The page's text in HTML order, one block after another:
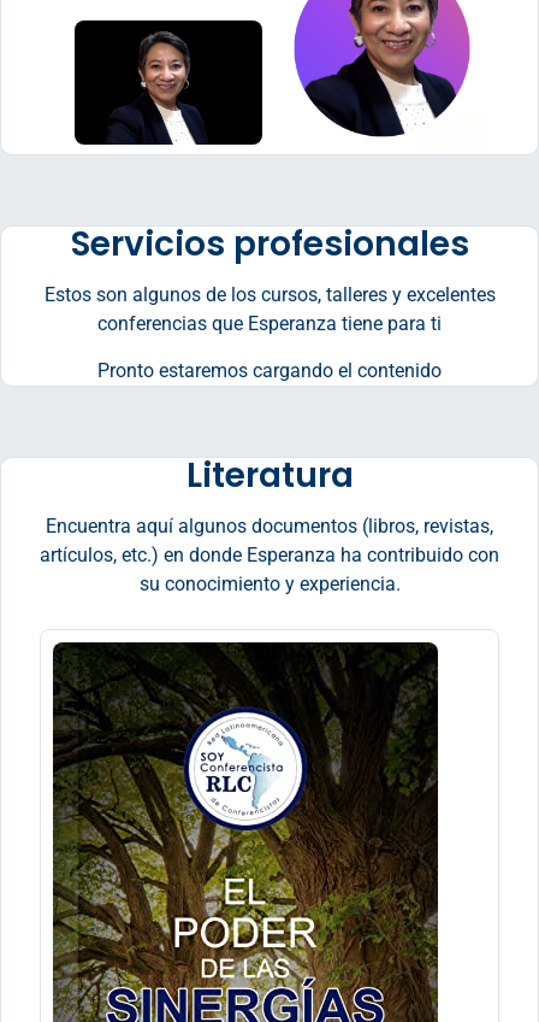
Servicios profesionales
Estos son algunos de los cursos, talleres y excelentes
conferencias que Esperanza tiene para ti
Pronto estaremos cargando el contenido
Literatura
Encuentra aquí algunos documentos (libros, revistas,
artículos, etc.) en donde Esperanza ha contribuido con
su conocimiento y experiencia.